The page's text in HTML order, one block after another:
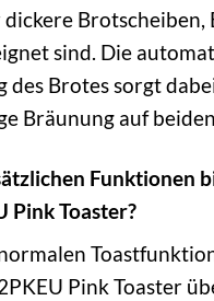
Brotscheiben,
sind. Die
des Brotes sorgt
Bräunung auf
Funktionen
Pink Toaster?
Pink Toaster